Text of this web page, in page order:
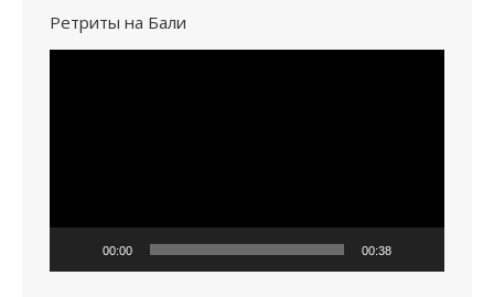
Ретриты на Бали
00:00 00:38